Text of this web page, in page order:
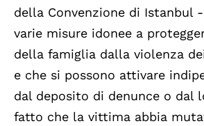
della Convenzione di Istanbul
varie misure idonee a
della famiglia dalla violenza
e che si possono attivare
dal deposito di denunce o dal
fatto che la vittima abbia